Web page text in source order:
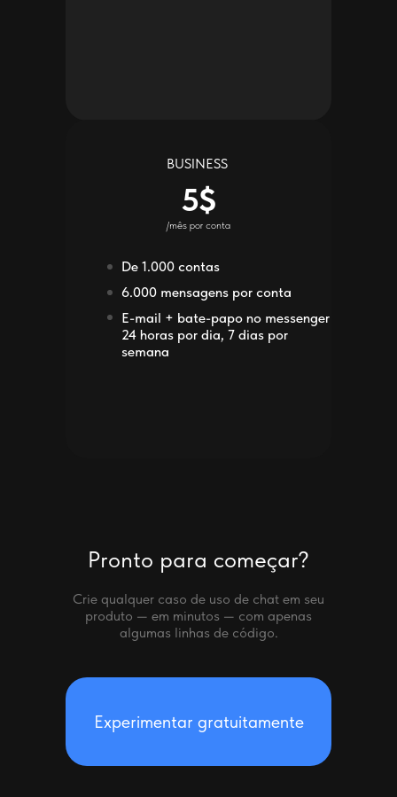
BUSINESS
/mês por conta
5$
De 1.000 contas
6.000 mensagens por conta
E-mail + bate-papo no messenger
24 horas por dia, 7 dias por
semana
Experimentar gratuitamente
Pronto para começar?
Crie qualquer caso de uso de chat em seu
produto — em minutos — com apenas
algumas linhas de código.